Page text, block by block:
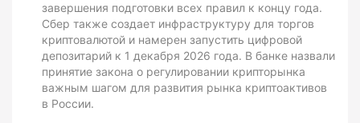
завершения подготовки всех правил к концу года.
Сбер также создает инфраструктуру для торгов
криптовалютой и намерен запустить цифровой
депозитарий к 1 декабря 2026 года. В банке назвали
принятие закона о регулировании крипторынка
важным шагом для развития рынка криптоактивов
в России.